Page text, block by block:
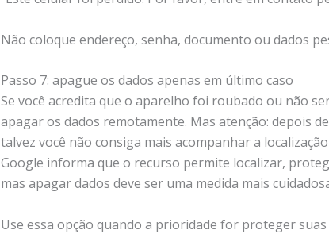
Não coloque endereço, senha, documento ou dados
Passo 7: apague os dados apenas em último caso
Se você acredita que o aparelho foi roubado ou não
apagar os dados remotamente. Mas atenção: depois
talvez você não consiga mais acompanhar a
Google informa que o recurso permite localizar,
mas apagar dados deve ser uma medida mais
Use essa opção quando a prioridade for proteger